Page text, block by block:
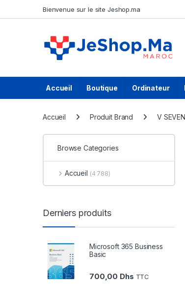
Bienvenue sur le site Jeshop.ma
Accueil Boutique Ordinateur
Accueil Produit Brand V SEVEN
Browse Categories
Accueil (4 788)
Derniers produits
Microsoft 365 Business
Basic
700,00 Dhs TTC